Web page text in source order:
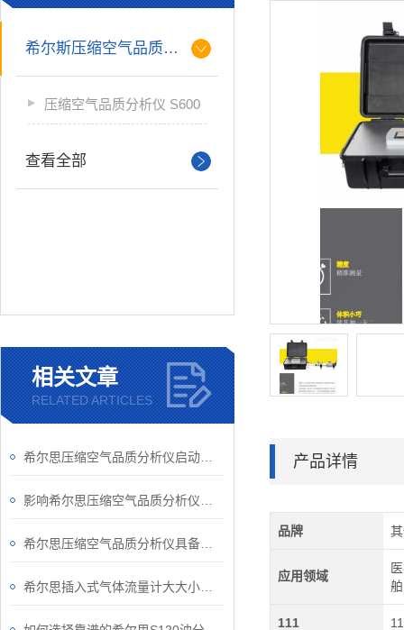
希尔斯压缩空气品质分析仪
压缩空气品质分析仪 S600
查看全部
相关文章
RELATED ARTICLES
产品详情
品牌
应用领域
舶
111